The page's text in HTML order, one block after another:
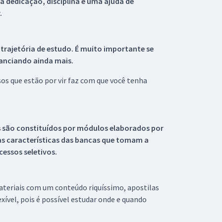
de estudo. É muito importante se
ainda mais.
que estão por vir faz com que você tenha
são constituídos por módulos elaborados por
características das bancas que tomam a
seletivos.
com um conteúdo riquíssimo, apostilas
pois é possível estudar onde e quando